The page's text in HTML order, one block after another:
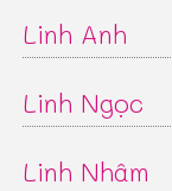
Linh Anh
Linh Ngọc
Linh Nhâm